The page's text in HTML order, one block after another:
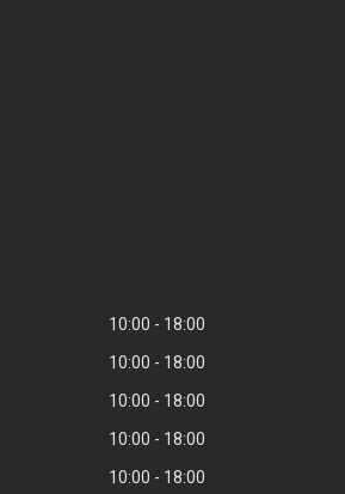
10:00
18:00
10:00
18:00
10:00
18:00
10:00
18:00
10:00
18:00